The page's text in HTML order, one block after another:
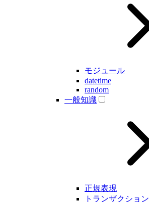
モジュール
datetime
random
一般知識
正規表現
トランザクション